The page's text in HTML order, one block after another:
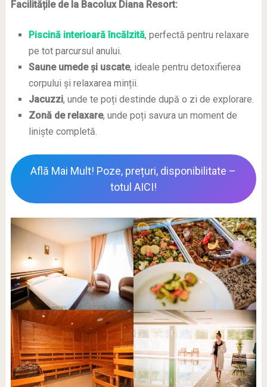
Facilitățile de la Bacolux Diana Resort:
Piscină interioară încălzită, perfectă pentru relaxare
pe tot parcursul anului.
Saune umede și uscate, ideale pentru detoxifierea
corpului și relaxarea minții.
Jacuzzi, unde te poți destinde după o zi de explorare.
Zonă de relaxare, unde poți savura un moment de
liniște completă.
Află Mai Mult! Poze, prețuri, disponibilitate –
totul AICI!